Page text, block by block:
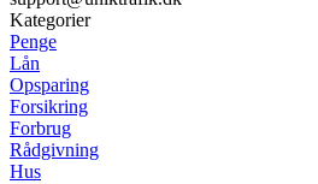
Kategorier
Penge
Lån
Opsparing
Forsikring
Forbrug
Rådgivning
Hus